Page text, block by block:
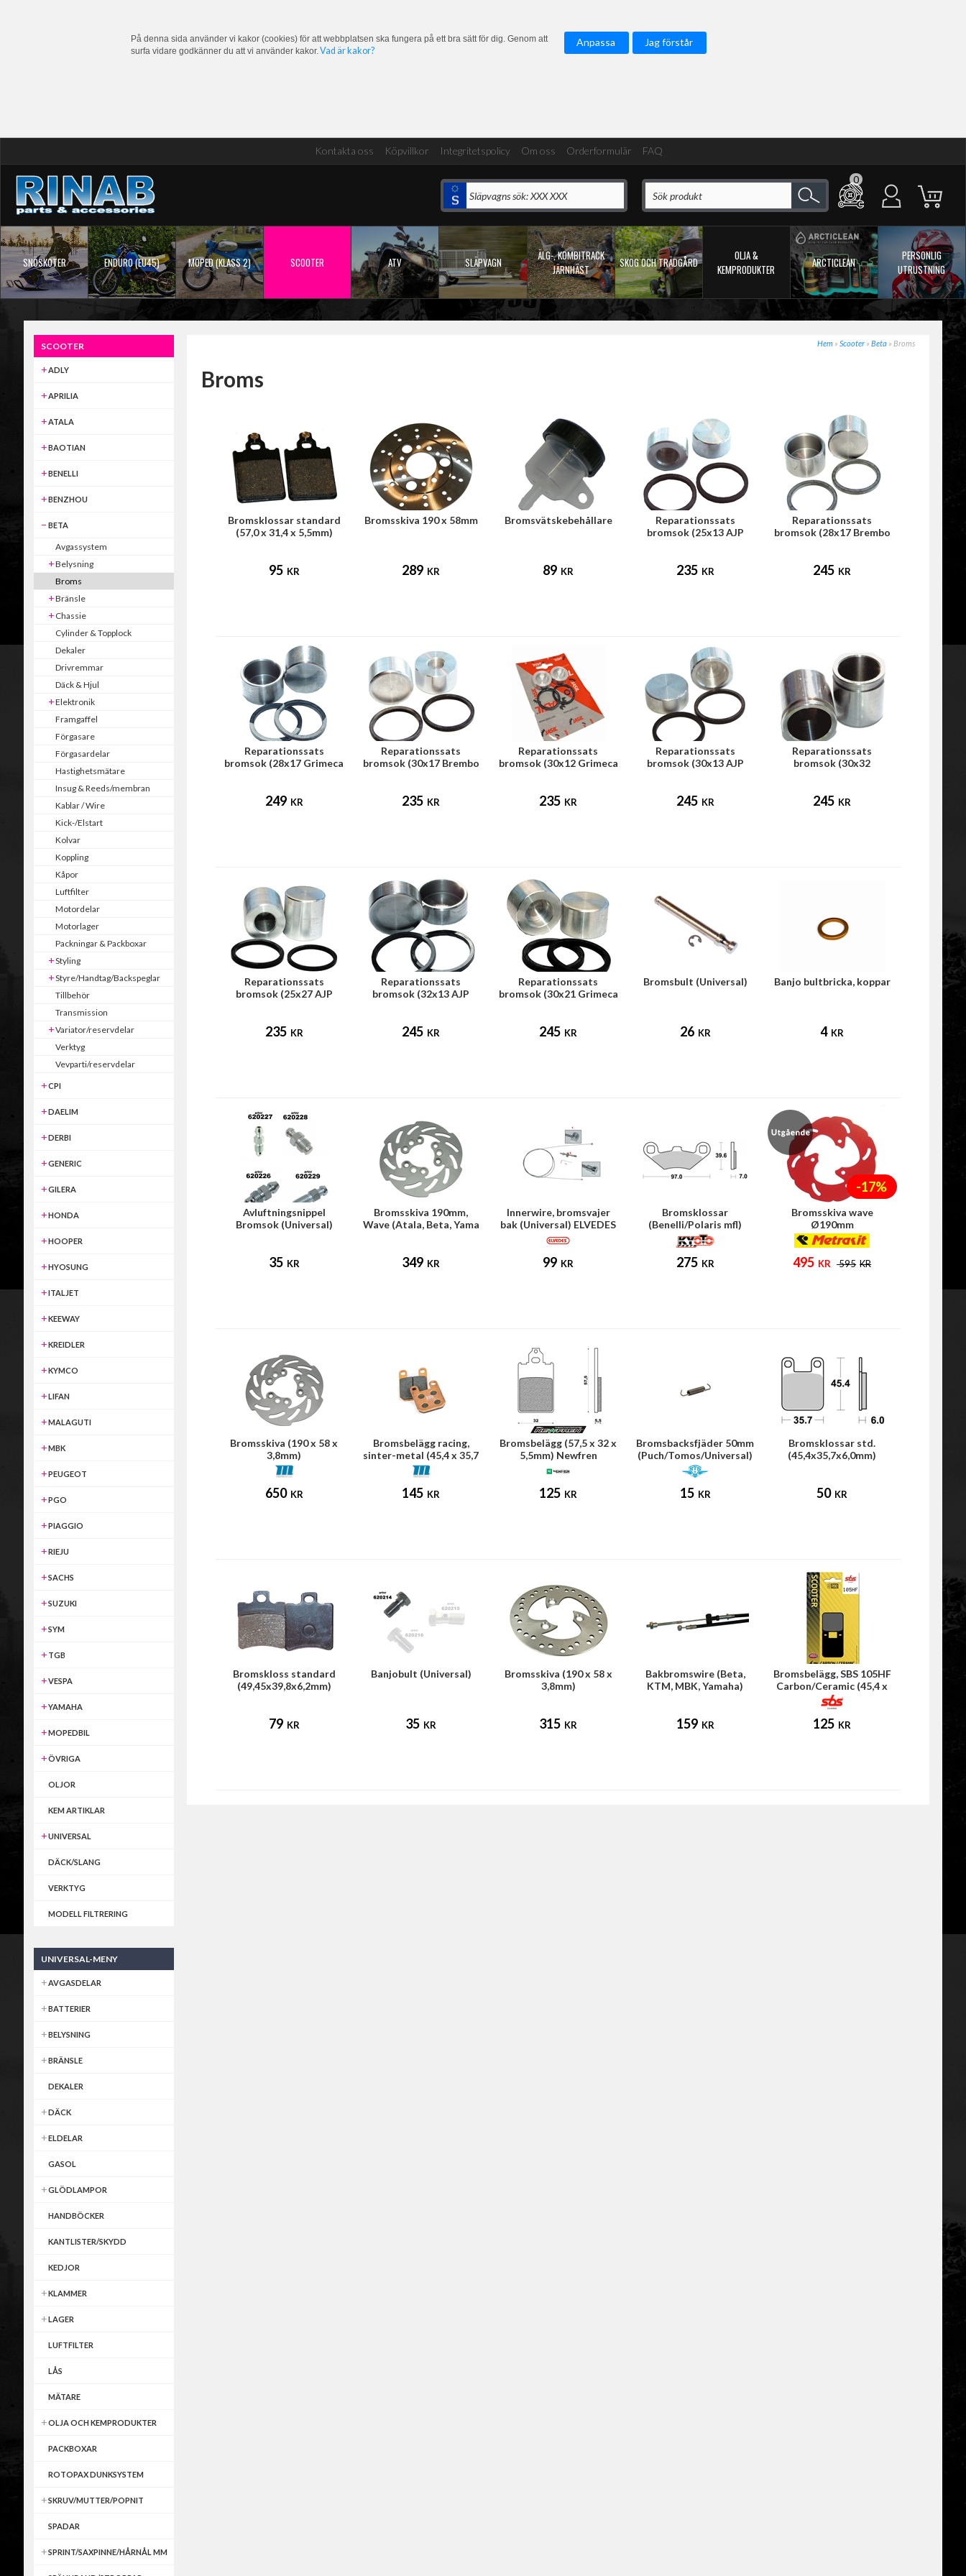
På denna sida använder vi kakor (cookies) för att webbplatsen ska fungera på ett bra sätt för dig. Genom att
surfa vidare godkänner du att vi använder kakor.Vad är kakor?
Anpassa Jag förstår
Kontakta oss Köpvillkor Integritetspolicy Om oss Orderformulär FAQ
0
SNÖSKOTER ENDURO (EU45) MOPED (KLASS 2) SCOOTER ATV SLÄPVAGN
ÄLG-, KOMBITRACK
JÄRNHÄST
SKOG OCH TRÄDGÅRD
OLJA &
KEMPRODUKTER
ARCTICLEAN
PERSONLIG
UTRUSTNING
SCOOTER
ADLY
APRILIA
ATALA
BAOTIAN
BENELLI
BENZHOU
BETA
Avgassystem
Belysning
Broms
Bränsle
Chassie
Cylinder & Topplock
Dekaler
Drivremmar
Däck & Hjul
Elektronik
Framgaffel
Förgasare
Förgasardelar
Hastighetsmätare
Insug & Reeds/membran
Kablar / Wire
Kick-/Elstart
Kolvar
Koppling
Kåpor
Luftfilter
Motordelar
Motorlager
Packningar & Packboxar
Styling
Styre/Handtag/Backspeglar
Tillbehör
Transmission
Variator/reservdelar
Verktyg
Vevparti/reservdelar
CPI
DAELIM
DERBI
GENERIC
GILERA
HONDA
HOOPER
HYOSUNG
ITALJET
KEEWAY
KREIDLER
KYMCO
LIFAN
MALAGUTI
MBK
PEUGEOT
PGO
PIAGGIO
RIEJU
SACHS
SUZUKI
SYM
TGB
VESPA
YAMAHA
MOPEDBIL
ÖVRIGA
OLJOR
KEM ARTIKLAR
UNIVERSAL
DÄCK/SLANG
VERKTYG
MODELL FILTRERING
UNIVERSAL-MENY
AVGASDELAR
BATTERIER
BELYSNING
BRÄNSLE
DEKALER
DÄCK
ELDELAR
GASOL
GLÖDLAMPOR
HANDBÖCKER
KANTLISTER/SKYDD
KEDJOR
KLAMMER
LAGER
LUFTFILTER
LÅS
MÄTARE
OLJA OCH KEMPRODUKTER
PACKBOXAR
ROTOPAX DUNKSYSTEM
SKRUV/MUTTER/POPNIT
SPADAR
SPRINT/SAXPINNE/HÅRNÅL MM
Hem » Scooter » Beta » Broms
Broms
Bromsklossar standard
(57,0 x 31,4 x 5,5mm)
95 KR
Bromsskiva 190 x 58mm
289 KR
Bromsvätskebehållare
89 KR
Reparationssats
bromsok (25x13 AJP
235 KR
Reparationssats
bromsok (28x17 Brembo
245 KR
Reparationssats
bromsok (28x17 Grimeca
249 KR
Reparationssats
bromsok (30x17 Brembo
235 KR
Reparationssats
bromsok (30x12 Grimeca
235 KR
Reparationssats
bromsok (30x13 AJP
245 KR
Reparationssats
bromsok (30x32
245 KR
Reparationssats
bromsok (25x27 AJP
235 KR
Reparationssats
bromsok (32x13 AJP
245 KR
Reparationssats
bromsok (30x21 Grimeca
245 KR
Bromsbult (Universal)
26 KR
Banjo bultbricka, koppar
4 KR
Avluftningsnippel
Bromsok (Universal)
35 KR
Bromsskiva 190mm,
Wave (Atala, Beta, Yama
349 KR
Innerwire, bromsvajer
bak (Universal) ELVEDES
99 KR
Bromsklossar
(Benelli/Polaris mfl)
275 KR
-17%
Bromsskiva wave
Ø190mm
495 KR 595 KR
Bromsskiva (190 x 58 x
3,8mm)
650 KR
Bromsbelägg racing,
sinter-metal (45,4 x 35,7
x 6mm)
145 KR
Bromsbelägg (57,5 x 32 x
5,5mm) Newfren
125 KR
Bromsbacksfjäder 50mm
(Puch/Tomos/Universal)
15 KR
Bromsklossar std.
(45,4x35,7x6,0mm)
50 KR
Bromskloss standard
(49,45x39,8x6,2mm)
79 KR
Banjobult (Universal)
35 KR
Bromsskiva (190 x 58 x
3,8mm)
315 KR
Bakbromswire (Beta,
KTM, MBK, Yamaha)
159 KR
Bromsbelägg, SBS 105HF
Carbon/Ceramic (45,4 x
35,7 x 6mm)
125 KR